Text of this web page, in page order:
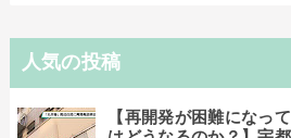
人気の投稿
【再開発が困難になっ